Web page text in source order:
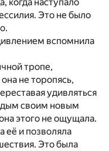
Это не было
вспомнила
тропе,
не торопясь,
удивляться
своим новым
этого не ощущала.
её и позволяла
Это была